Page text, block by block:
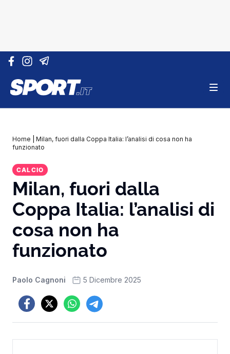
Vai al contenuto
Home
Milan, fuori dalla Coppa Italia: l’analisi di cosa non ha
funzionato
CALCIO
Milan, fuori dalla
Coppa Italia: l’analisi di
cosa non ha
funzionato
Paolo Cagnoni 5 Dicembre 2025